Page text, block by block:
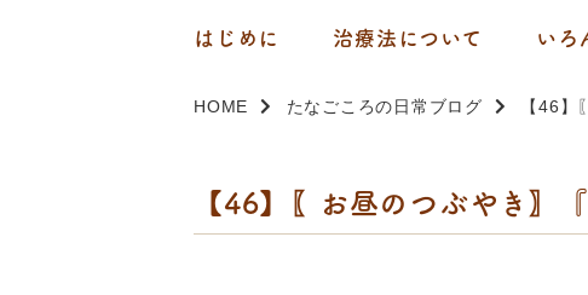
はじめに 治療法について いろ
HOME たなごころの日常ブログ 【46
【46】〖お昼のつぶやき〗